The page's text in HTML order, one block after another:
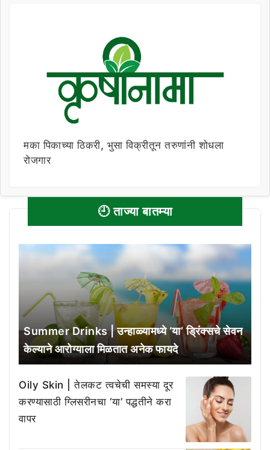
मका पिकाच्या ठिकरी, भुसा विक्रीतून तरुणांनी शोधला
रोजगार
🕘 ताज्या बातम्या
Summer Drinks | उन्हाळ्यामध्ये ‘या’ ड्रिंक्सचे सेवन
केल्याने आरोग्याला मिळतात अनेक फायदे
Oily Skin | तेलकट त्वचेची समस्या दूर
करण्यासाठी ग्लिसरीनचा ‘या’ पद्धतीने करा
वापर